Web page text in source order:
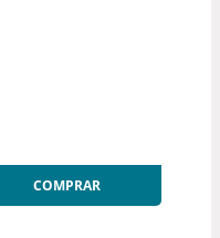
COMPRAR